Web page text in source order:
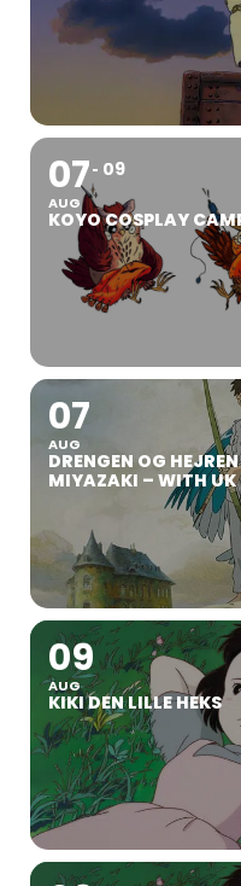
07
AUG
09
KOYO COSPLAY
07
AUG
DRENGEN OG
MIYAZAKI – WITH UK
09
AUG
KIKI DEN LILLE HEKS